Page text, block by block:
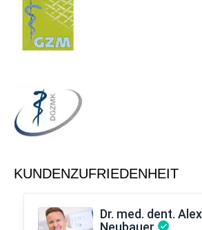
KUNDENZUFRIEDENHEIT